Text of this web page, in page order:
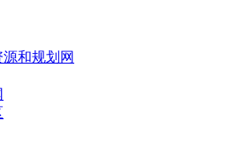
和规划网